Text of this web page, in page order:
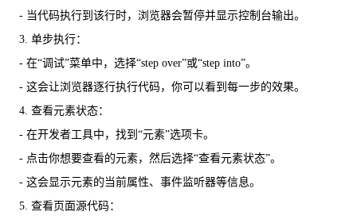
- 当代码执行到该行时，浏览器会暂停并显示控制台输出。
3. 单步执行：
- 在“调试”菜单中，选择“step over”或“step into”。
- 这会让浏览器逐行执行代码，你可以看到每一步的效果。
4. 查看元素状态：
- 在开发者工具中，找到“元素”选项卡。
- 点击你想要查看的元素，然后选择“查看元素状态”。
- 这会显示元素的当前属性、事件监听器等信息。
5. 查看页面源代码：